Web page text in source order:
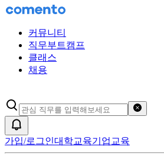
커뮤니티
직무부트캠프
클래스
채용
가입/로그인대학교육기업교육